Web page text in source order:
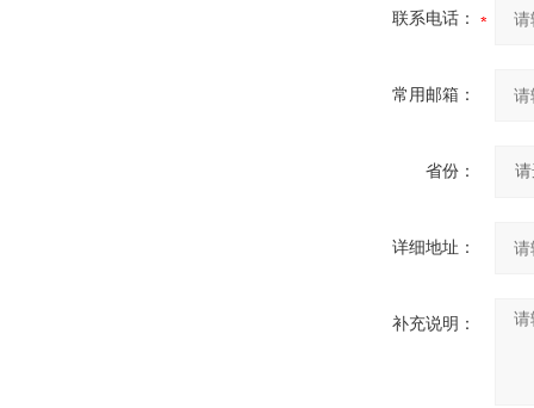
联系电话：
常用邮箱：
省份：
详细地址：
补充说明：